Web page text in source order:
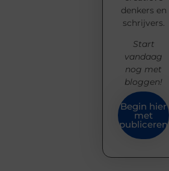
denkers en
schrijvers.
Start
vandaag
nog met
bloggen!
Begin hier
met
publiceren